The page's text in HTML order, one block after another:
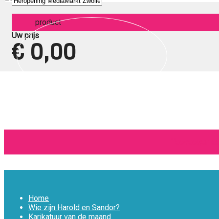
product
Uw prijs
€ 0,00
Home
Wie zijn Harold en Sandor?
Karikatuur van de maand